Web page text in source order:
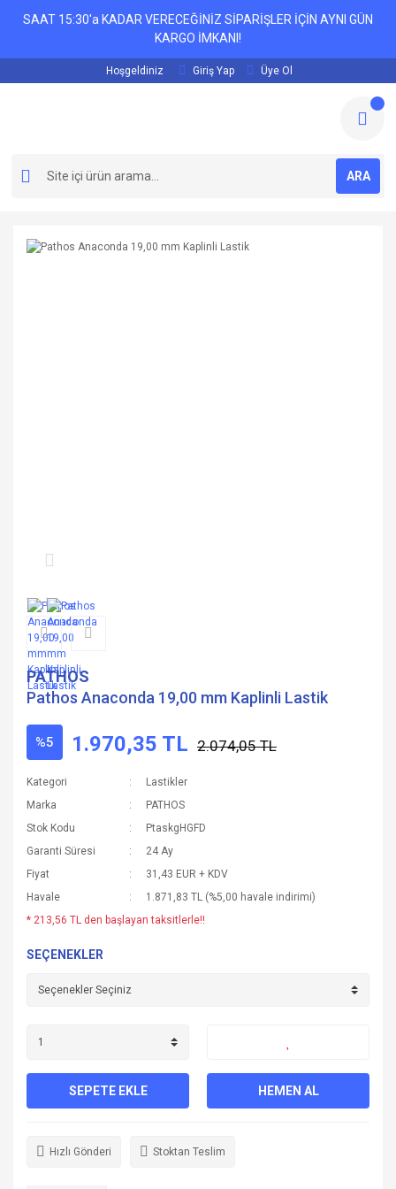
SAAT 15:30'a KADAR VERECEĞİNİZ SİPARİŞLER İÇİN AYNI GÜN
KARGO İMKANI!
Hoşgeldiniz Giriş Yap Üye Ol
ARA
PATHOS
Pathos Anaconda 19,00 mm Kaplinli Lastik
%5 1.970,35 TL 2.074,05 TL
Kategori
Lastikler
Marka
PATHOS
Stok Kodu
PtaskgHGFD
Garanti Süresi
24 Ay
Fiyat
31,43 EUR + KDV
Havale
1.871,83 TL (%5,00 havale indirimi)
* 213,56 TL den başlayan taksitlerle!!
SEÇENEKLER
SEPETE EKLE HEMEN AL
Hızlı Gönderi Stoktan Teslim